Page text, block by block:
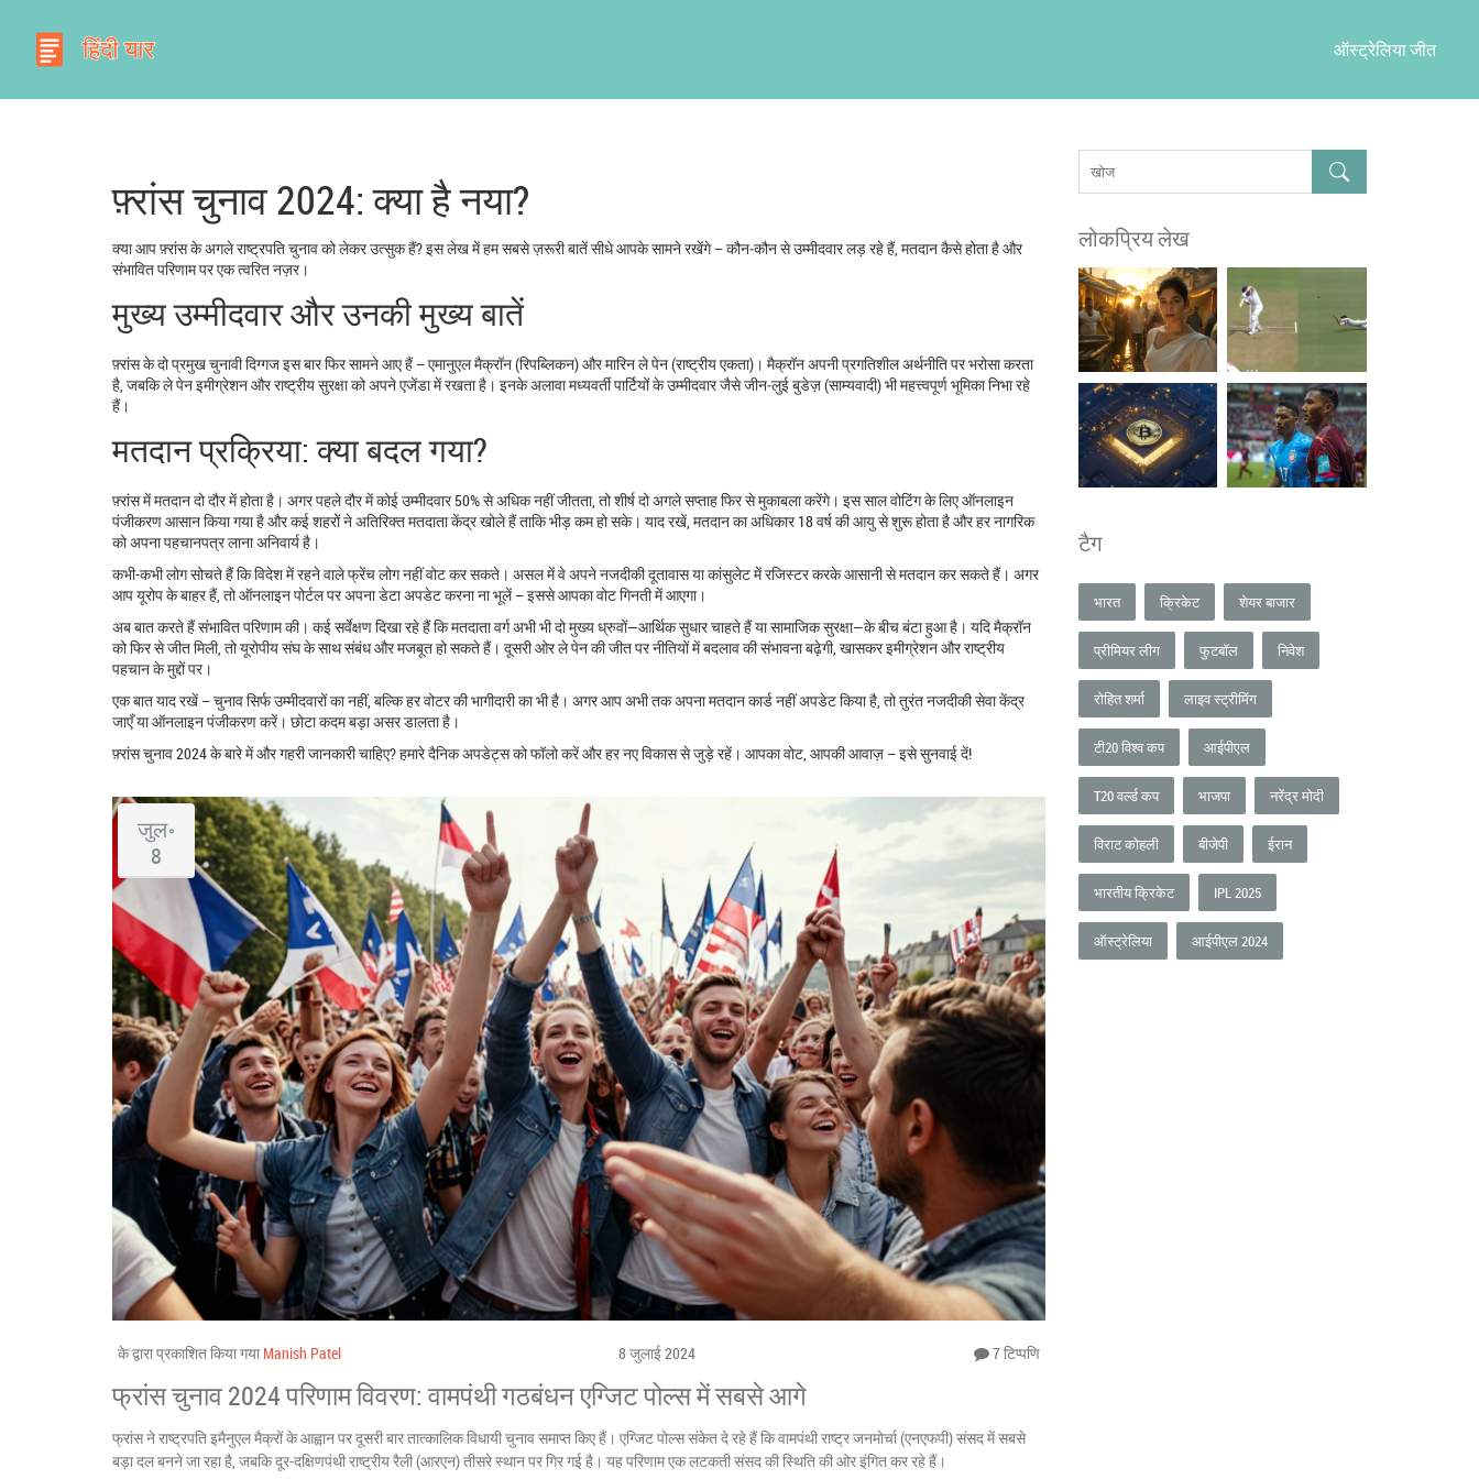
ऑस्ट्रेलिया जीत
फ़्रांस चुनाव 2024: क्या है नया?
क्या आप फ़्रांस के अगले राष्ट्रपति चुनाव को लेकर उत्सुक हैं? इस लेख में हम सबसे ज़रूरी बातें सीधे आपके सामने रखेंगे – कौन‑कौन से उम्मीदवार लड़ रहे हैं, मतदान कैसे होता है और
संभावित परिणाम पर एक त्वरित नज़र।
मुख्य उम्मीदवार और उनकी मुख्य बातें
फ़्रांस के दो प्रमुख चुनावी दिग्गज इस बार फिर सामने आए हैं – एमानुएल मैक्रॉन (रिपब्लिकन) और मारिन ले पेन (राष्ट्रीय एकता)। मैक्रॉन अपनी प्रगतिशील अर्थनीति पर भरोसा करता
है, जबकि ले पेन इमीग्रेशन और राष्ट्रीय सुरक्षा को अपने एजेंडा में रखता है। इनके अलावा मध्यवर्ती पार्टियों के उम्मीदवार जैसे जीन‑लुई बुडेज़ (साम्यवादी) भी महत्त्वपूर्ण भूमिका निभा रहे
हैं।
मतदान प्रक्रिया: क्या बदल गया?
फ़्रांस में मतदान दो दौर में होता है। अगर पहले दौर में कोई उम्मीदवार 50% से अधिक नहीं जीतता, तो शीर्ष दो अगले सप्ताह फिर से मुकाबला करेंगे। इस साल वोटिंग के लिए ऑनलाइन
पंजीकरण आसान किया गया है और कई शहरों ने अतिरिक्त मतदाता केंद्र खोले हैं ताकि भीड़ कम हो सके। याद रखें, मतदान का अधिकार 18 वर्ष की आयु से शुरू होता है और हर नागरिक
को अपना पहचानपत्र लाना अनिवार्य है।
कभी-कभी लोग सोचते हैं कि विदेश में रहने वाले फ्रेंच लोग नहीं वोट कर सकते। असल में वे अपने नजदीकी दूतावास या कांसुलेट में रजिस्टर करके आसानी से मतदान कर सकते हैं। अगर
आप यूरोप के बाहर हैं, तो ऑनलाइन पोर्टल पर अपना डेटा अपडेट करना ना भूलें – इससे आपका वोट गिनती में आएगा।
अब बात करते हैं संभावित परिणाम की। कई सर्वेक्षण दिखा रहे हैं कि मतदाता वर्ग अभी भी दो मुख्य ध्रुवों—आर्थिक सुधार चाहते हैं या सामाजिक सुरक्षा—के बीच बंटा हुआ है। यदि मैक्रॉन
को फिर से जीत मिली, तो यूरोपीय संघ के साथ संबंध और मजबूत हो सकते हैं। दूसरी ओर ले पेन की जीत पर नीतियों में बदलाव की संभावना बढ़ेगी, खासकर इमीग्रेशन और राष्ट्रीय
पहचान के मुद्दों पर।
एक बात याद रखें – चुनाव सिर्फ उम्मीदवारों का नहीं, बल्कि हर वोटर की भागीदारी का भी है। अगर आप अभी तक अपना मतदान कार्ड नहीं अपडेट किया है, तो तुरंत नजदीकी सेवा केंद्र
जाएँ या ऑनलाइन पंजीकरण करें। छोटा कदम बड़ा असर डालता है।
फ़्रांस चुनाव 2024 के बारे में और गहरी जानकारी चाहिए? हमारे दैनिक अपडेट्स को फॉलो करें और हर नए विकास से जुड़े रहें। आपका वोट, आपकी आवाज़ – इसे सुनवाई दें!
जुल॰
8
के द्वारा प्रकाशित किया गया Manish Patel 8 जुलाई 2024 7 टिप्पणि
फ्रांस चुनाव 2024 परिणाम विवरण: वामपंथी गठबंधन एग्जिट पोल्स में सबसे आगे
फ्रांस ने राष्ट्रपति इमैनुएल मैक्रों के आह्वान पर दूसरी बार तात्कालिक विधायी चुनाव समाप्त किए हैं। एग्जिट पोल्स संकेत दे रहे हैं कि वामपंथी राष्ट्र जनमोर्चा (एनएफपी) संसद में सबसे
बड़ा दल बनने जा रहा है, जबकि दूर-दक्षिणपंथी राष्ट्रीय रैली (आरएन) तीसरे स्थान पर गिर गई है। यह परिणाम एक लटकती संसद की स्थिति की ओर इंगित कर रहे हैं।
लोकप्रिय लेख
टैग
भारत क्रिकेट शेयर बाजार
प्रीमियर लीग फुटबॉल निवेश
रोहित शर्मा लाइव स्ट्रीमिंग
टी20 विश्व कप आईपीएल
T20 वर्ल्ड कप भाजपा नरेंद्र मोदी
विराट कोहली बीजेपी ईरान
भारतीय क्रिकेट IPL 2025
ऑस्ट्रेलिया आईपीएल 2024